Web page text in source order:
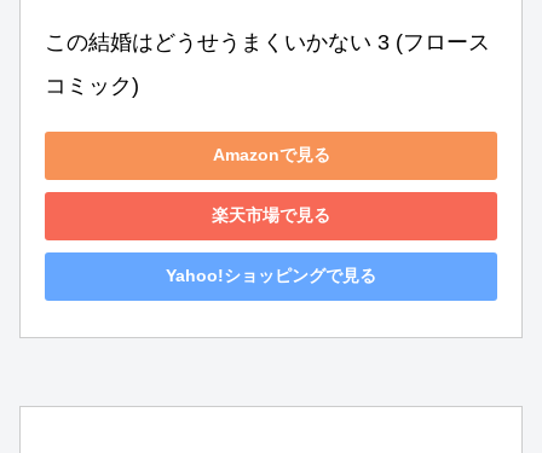
この結婚はどうせうまくいかない 3 (フロース
コミック)
Amazonで見る
楽天市場で見る
Yahoo!ショッピングで見る